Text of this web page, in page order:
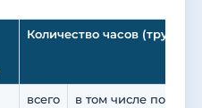
Количество часов
всего в том числе по